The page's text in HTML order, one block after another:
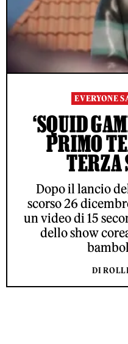
EVERYONE
‘SQUID
PRIMO
TERZA
Dopo il lancio
scorso 26
un video di 15
dello show
DI